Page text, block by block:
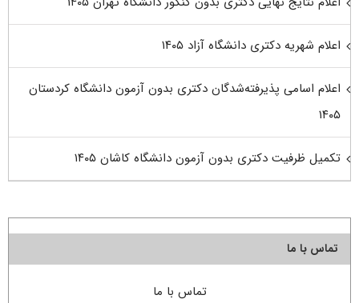
اعلام شهریه دکتری دانشگاه آزاد ۱۴۰۵
اعلام اسامی پذیرفته‌شدگان دکتری بدون آزمون دانشگاه کردستان
۱۴۰۵
تکمیل ظرفیت دکتری بدون آزمون دانشگاه کاشان ۱۴۰۵
تماس با ما
تماس با ما